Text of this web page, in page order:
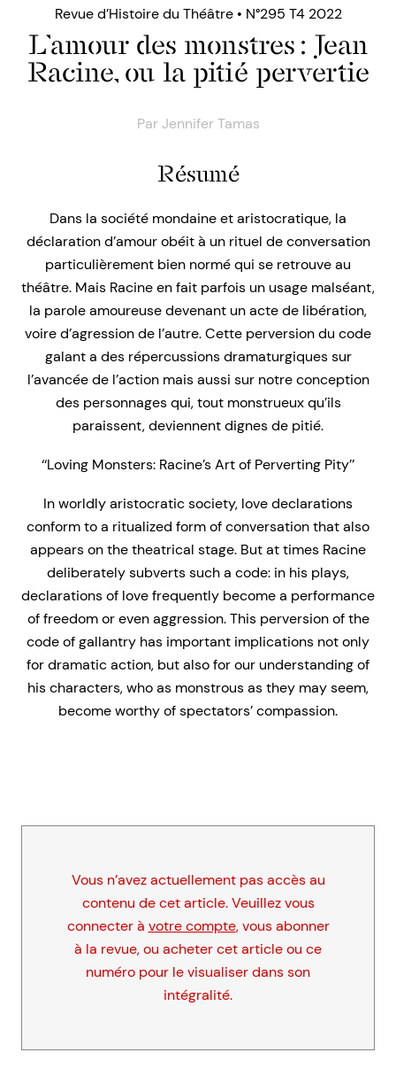
Revue d’Histoire du Théâtre • N°295 T4 2022
L’amour des monstres : Jean
Racine, ou la pitié pervertie
ParJennifer Tamas
Résumé
Dans la société mondaine et aristocratique, la
déclaration d’amour obéit à un rituel de conversation
particulièrement bien normé qui se retrouve au
théâtre. Mais Racine en fait parfois un usage malséant,
la parole amoureuse devenant un acte de libération,
voire d’agression de l’autre. Cette perversion du code
galant a des répercussions dramaturgiques sur
l’avancée de l’action mais aussi sur notre conception
des personnages qui, tout monstrueux qu’ils
paraissent, deviennent dignes de pitié.
‘‘Loving Monsters: Racine’s Art of Perverting Pity’’
In worldly aristocratic society, love declarations
conform to a ritualized form of conversation that also
appears on the theatrical stage. But at times Racine
deliberately subverts such a code: in his plays,
declarations of love frequently become a performance
of freedom or even aggression. This perversion of the
code of gallantry has important implications not only
for dramatic action, but also for our understanding of
his characters, who as monstrous as they may seem,
become worthy of spectators’ compassion.
Vous n’avez actuellement pas accès au
contenu de cet article. Veuillez vous
connecter à votre compte, vous abonner
à la revue, ou acheter cet article ou ce
numéro pour le visualiser dans son
intégralité.